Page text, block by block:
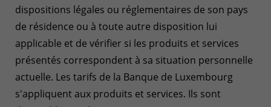
dispositions légales ou réglementaires de son pays
de résidence ou à toute autre disposition lui
applicable et de vérifier si les produits et services
présentés correspondent à sa situation personnelle
actuelle. Les tarifs de la Banque de Luxembourg
s'appliquent aux produits et services. Ils sont